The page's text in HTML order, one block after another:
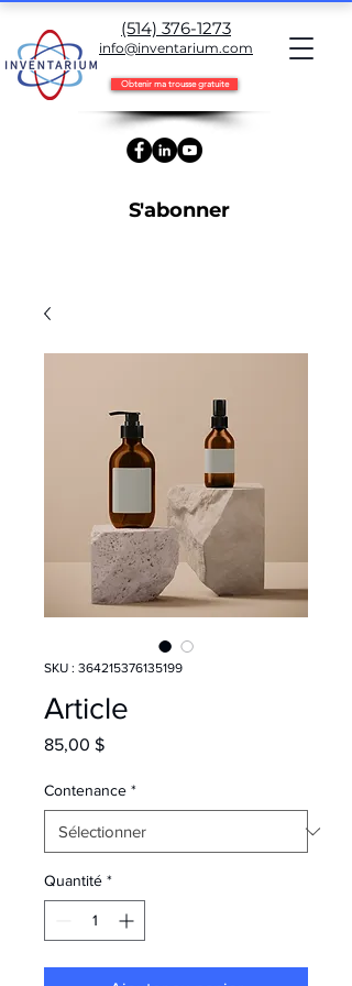
(514) 376-1273
info@inventarium.com
S'abonner
Obtenir ma trousse gratuite
SKU : 364215376135199
Article
85,00 $Prix
Contenance *
Quantité *